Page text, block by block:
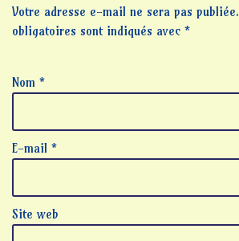
Votre adresse e-mail ne sera pas publiée.
obligatoires sont indiqués avec *
Nom *
E-mail *
Site web